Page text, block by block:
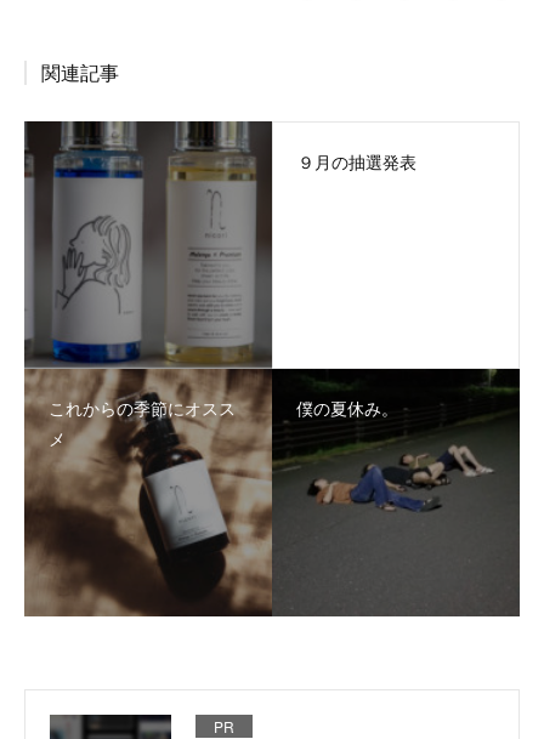
関連記事
９月の抽選発表
これからの季節にオスス
メ
僕の夏休み。
PR